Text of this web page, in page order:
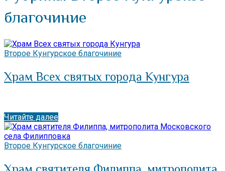
благочиние
Второе Кунгурское благочиние
Храм Всех святых города Кунгура
Читайте далее
Второе Кунгурское благочиние